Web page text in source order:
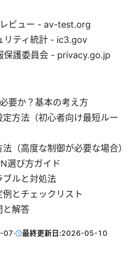
ビュー - av-test.org
リティ統計 - ic3.gov
保護委員会 - privacy.go.jp
要か？基本の考え方
定方法（初心者向け最短ルー
（高度な制御が必要な場合）
選び方ガイド
ブルと対処法
とチェックリスト
と解答
07· 最終更新日:2026-05-10